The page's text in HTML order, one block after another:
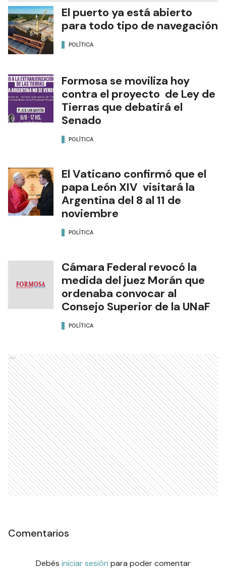
El puerto ya está abierto
para todo tipo de navegación
POLÍTICA
Formosa se moviliza hoy
contra el proyecto de Ley de
Tierras que debatirá el
Senado
POLÍTICA
El Vaticano confirmó que el
papa León XIV visitará la
Argentina del 8 al 11 de
noviembre
POLÍTICA
Cámara Federal revocó la
medida del juez Morán que
ordenaba convocar al
Consejo Superior de la UNaF
POLÍTICA
Ads
Comentarios
Debés iniciar sesión para poder comentar